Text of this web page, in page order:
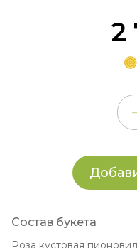
2
Состав букета
Роза кустовая